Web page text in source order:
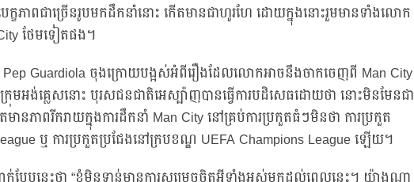
ភាពជាច្រើនរូបមកដឹកនាំនោះ កើតមានជាហូរហែ ដោយក្នុងនោះរួមមានទាំងលោក
ថែមទៀតផង។
Guardiola ចុងក្រោយបង្អស់អំពីរឿងដែលលោកអាចនឹងចាកចេញពី Man City
ង់គ្លេសនោះ បុរសជនជាតិអេស្ប៉ាញបានធ្វើការបដិសេធដោយថា នោះមិនមែនជា
ភាពរីករាយក្នុងការដឹកនាំ Man City នៅគ្រប់ការប្រកួតធំៗមិនថា ការប្រកួត
ឬ ការប្រកួតប្រជែងនៅក្របខណ្ឌ UEFA Champions League ឡើយ។